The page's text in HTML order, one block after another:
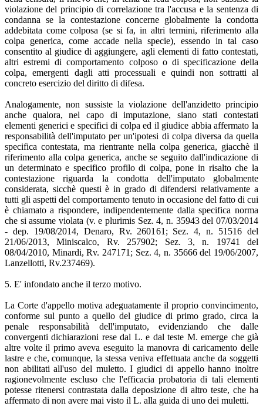
violazione del principio di correlazione tra l'accusa e la sentenza di
condanna se la contestazione concerne globalmente la condotta
addebitata come colposa (se si fa, in altri termini, riferimento alla
colpa generica, come accade nella specie), essendo in tal caso
consentito al giudice di aggiungere, agli elementi di fatto contestati,
altri estremi di comportamento colposo o di specificazione della
colpa, emergenti dagli atti processuali e quindi non sottratti al
concreto esercizio del diritto di difesa.
Analogamente, non sussiste la violazione dell'anzidetto principio
anche qualora, nel capo di imputazione, siano stati contestati
elementi generici e specifici di colpa ed il giudice abbia affermato la
responsabilità dell'imputato per un'ipotesi di colpa diversa da quella
specifica contestata, ma rientrante nella colpa generica, giacchè il
riferimento alla colpa generica, anche se seguito dall'indicazione di
un determinato e specifico profilo di colpa, pone in risalto che la
contestazione riguarda la condotta dell'imputato globalmente
considerata, sicchè questi è in grado di difendersi relativamente a
tutti gli aspetti del comportamento tenuto in occasione del fatto di cui
è chiamato a rispondere, indipendentemente dalla specifica norma
che si assume violata (v. e plurimis Sez. 4, n. 35943 del 07/03/2014
- dep. 19/08/2014, Denaro, Rv. 260161; Sez. 4, n. 51516 del
21/06/2013, Miniscalco, Rv. 257902; Sez. 3, n. 19741 del
08/04/2010, Minardi, Rv. 247171; Sez. 4, n. 35666 del 19/06/2007,
Lanzellotti, Rv.237469).
5. E' infondato anche il terzo motivo.
La Corte d'appello motiva adeguatamente il proprio convincimento,
conforme sul punto a quello del giudice di primo grado, circa la
penale responsabilità dell'imputato, evidenziando che dalle
convergenti dichiarazioni rese dal L. e dal teste M. emerge che già
altre volte il primo aveva eseguito la manovra di caricamento delle
lastre e che, comunque, la stessa veniva effettuata anche da soggetti
non abilitati all'uso del muletto. I giudici di appello hanno inoltre
ragionevolmente escluso che l'efficacia probatoria di tali elementi
potesse ritenersi contrastata dalla deposizione di altro teste, che ha
affermato di non avere mai visto il L. alla guida di uno dei muletti.